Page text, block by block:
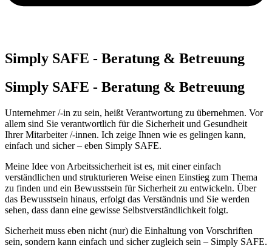
Simply SAFE - Beratung & Betreuung
Simply SAFE - Beratung & Betreuung
Unternehmer /-in zu sein, heißt Verantwortung zu übernehmen. Vor
allem sind Sie verantwortlich für die Sicherheit und Gesundheit
Ihrer Mitarbeiter /-innen. Ich zeige Ihnen wie es gelingen kann,
einfach und sicher – eben Simply SAFE.
Meine Idee von Arbeitssicherheit ist es, mit einereinfach
verständlichen und strukturieren Weise einen Einstieg zum Thema
zu finden und ein Bewusstsein für Sicherheit zu entwickeln. Über
das Bewusstsein hinaus, erfolgt das Verständnis und Sie werden
sehen, dass dann eine gewisse Selbstverständlichkeit folgt.
Sicherheit muss eben nicht (nur) die Einhaltung von Vorschriften
sein, sondern kann einfach und sicher zugleich sein – Simply SAFE.